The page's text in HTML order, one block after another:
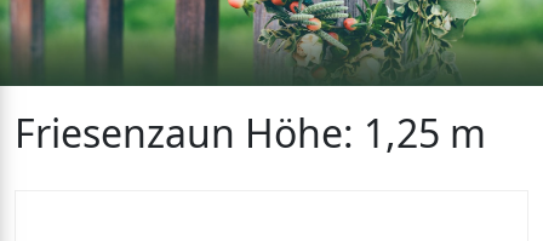
Friesenzaun Höhe: 1,25 m